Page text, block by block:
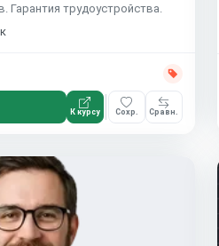
Гарантия трудоустройства.
К курсу Сохр. Сравн.